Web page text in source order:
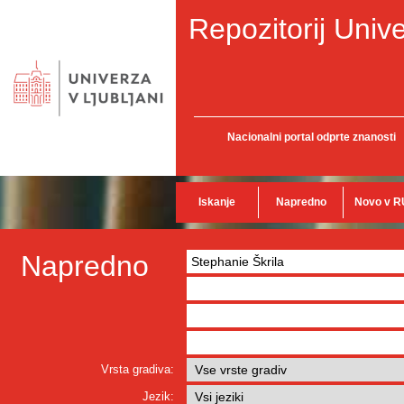
Repozitorij
Nacionalni portal odprte znanosti
Iskanje Napredno Novo v
Napredno
Vrsta gradiva:
Jezik: